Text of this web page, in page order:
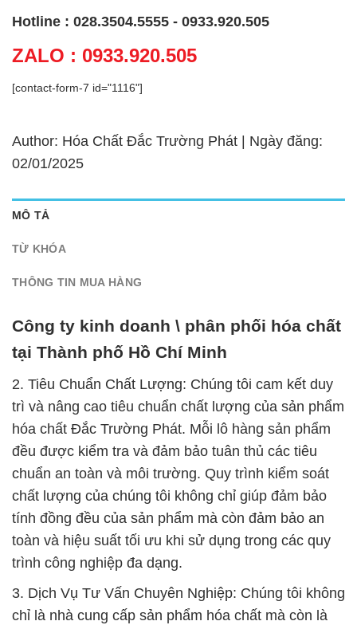
Hotline : 028.3504.5555 - 0933.920.505
ZALO : 0933.920.505
[contact-form-7 id="1116"]
Author: Hóa Chất Đắc Trường Phát | Ngày đăng:
02/01/2025
MÔ TẢ
TỪ KHÓA
THÔNG TIN MUA HÀNG
Công ty kinh doanh \ phân phối hóa chất
tại Thành phố Hồ Chí Minh
2. Tiêu Chuẩn Chất Lượng: Chúng tôi cam kết duy
trì và nâng cao tiêu chuẩn chất lượng của sản phẩm
hóa chất Đắc Trường Phát. Mỗi lô hàng sản phẩm
đều được kiểm tra và đảm bảo tuân thủ các tiêu
chuẩn an toàn và môi trường. Quy trình kiểm soát
chất lượng của chúng tôi không chỉ giúp đảm bảo
tính đồng đều của sản phẩm mà còn đảm bảo an
toàn và hiệu suất tối ưu khi sử dụng trong các quy
trình công nghiệp đa dạng.
3. Dịch Vụ Tư Vấn Chuyên Nghiệp: Chúng tôi không
chỉ là nhà cung cấp sản phẩm hóa chất mà còn là